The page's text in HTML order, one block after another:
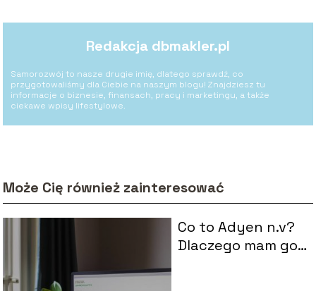
Redakcja dbmakler.pl
Samorozwój to nasze drugie imię, dlatego sprawdź, co
przygotowaliśmy dla Ciebie na naszym blogu! Znajdziesz tu
informacje o biznesie, finansach, pracy i marketingu, a także
ciekawe wpisy lifestylowe.
Może Cię również zainteresować
Co to Adyen n.v?
Dlaczego mam go